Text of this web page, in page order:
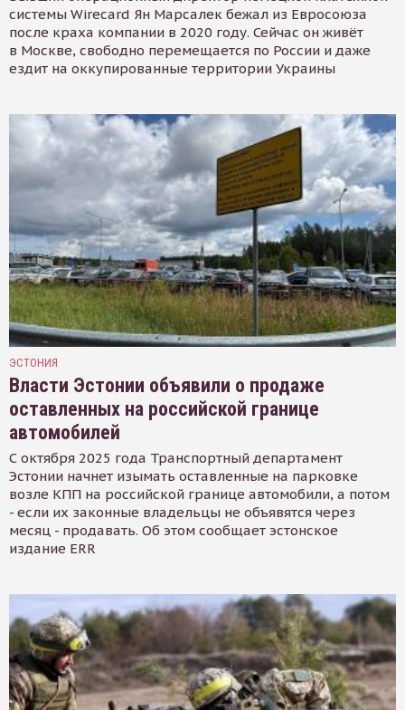
системы Wirecard Ян Марсалек бежал из Евросоюза
после краха компании в 2020 году. Сейчас он живёт
в Москве, свободно перемещается по России и даже
ездит на оккупированные территории Украины
ЭСТОНИЯ
Власти Эстонии объявили о продаже
оставленных на российской границе
автомобилей
С октября 2025 года Транспортный департамент
Эстонии начнет изымать оставленные на парковке
возле КПП на российской границе автомобили, а потом
- если их законные владельцы не объявятся через
месяц - продавать. Об этом сообщает эстонское
издание ERR